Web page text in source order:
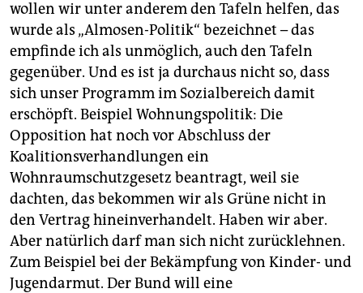
wollen wir unter anderem den Tafeln helfen, das
wurde als „Almosen-Politik“ bezeichnet – das
empfinde ich als unmöglich, auch den Tafeln
gegenüber. Und es ist ja durchaus nicht so, dass
sich unser Programm im Sozialbereich damit
erschöpft. Beispiel Wohnungspolitik: Die
Opposition hat noch vor Abschluss der
Koalitionsverhandlungen ein
Wohnraumschutzgesetz beantragt, weil sie
dachten, das bekommen wir als Grüne nicht in
den Vertrag hineinverhandelt. Haben wir aber.
Aber natürlich darf man sich nicht zurücklehnen.
Zum Beispiel bei der Bekämpfung von Kinder- und
Jugendarmut. Der Bund will eine